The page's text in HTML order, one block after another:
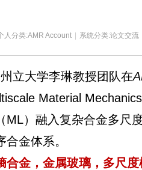
人分类:AMR Account 系统分类:论文交流
立大学李琳教授团队在
Material
ML）融入复杂合金多尺
金体系。
合金，金属玻璃，多尺